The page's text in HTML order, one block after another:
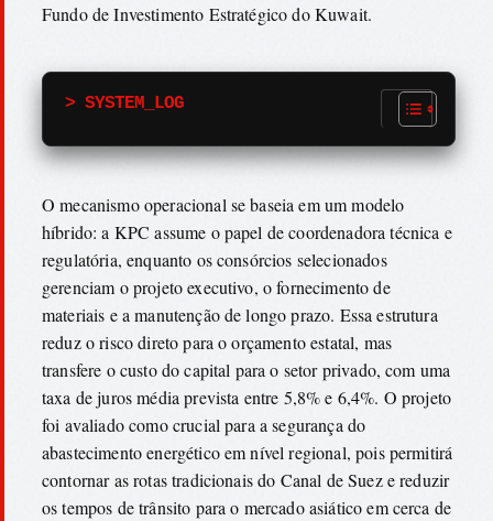
Fundo de Investimento Estratégico do Kuwait.
> SYSTEM_LOG
O mecanismo operacional se baseia em um modelo
híbrido: a KPC assume o papel de coordenadora técnica e
regulatória, enquanto os consórcios selecionados
gerenciam o projeto executivo, o fornecimento de
materiais e a manutenção de longo prazo. Essa estrutura
reduz o risco direto para o orçamento estatal, mas
transfere o custo do capital para o setor privado, com uma
taxa de juros média prevista entre 5,8% e 6,4%. O projeto
foi avaliado como crucial para a segurança do
abastecimento energético em nível regional, pois permitirá
contornar as rotas tradicionais do Canal de Suez e reduzir
os tempos de trânsito para o mercado asiático em cerca de